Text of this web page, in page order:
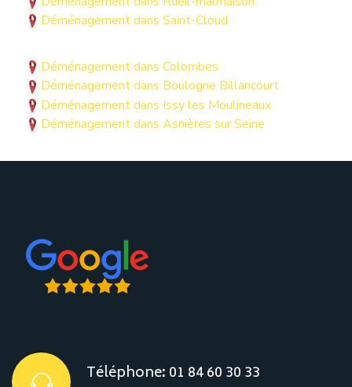
Déménagement dans Saint-Cloud
Déménagement dans Colombes
Déménagement dans Boulogne Billancourt
Déménagement dans Issy les Moulineaux
Déménagement dans Asnières sur Seine
Téléphone:01 84 60 30 33